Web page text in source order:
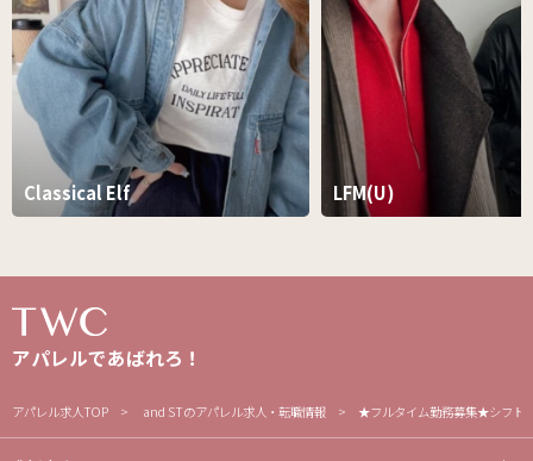
Classical Elf LFM(U)
アパレルであばれろ！
アパレル求人TOP and STのアパレル求人・転職情報 ★フルタイム勤務募集★シフト